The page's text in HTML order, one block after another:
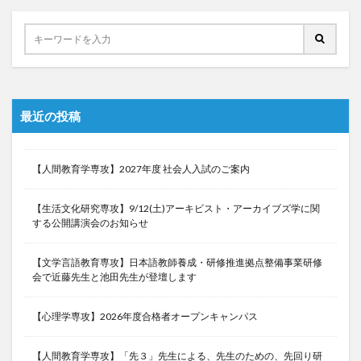
最近の投稿
【人間教育学専攻】2027年度 社会人入試のご案内
【生活文化研究専攻】9/12(土)アーキビスト・アーカイブズ学に関
する公開講演会のお知らせ
【文学言語教育専攻】日本語教師養成・研修推進拠点整備事業研修
会で近藤先生と池田先生が登壇します
【心理学専攻】2026年度合格者オープンキャンパス
【人間教育学専攻】「先３」先生による、先生のための、先回り研